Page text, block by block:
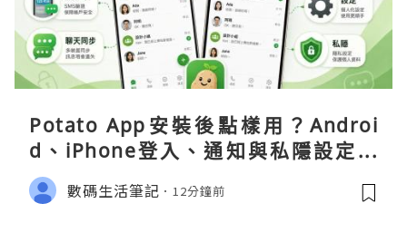
Potato App安裝後點樣用？Androi
d、iPhone登入、通知與私隱設定完
整指南
數碼生活筆記 12分鐘前